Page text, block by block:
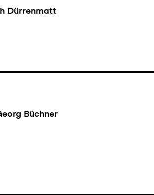
Dürrenmatt
Büchner